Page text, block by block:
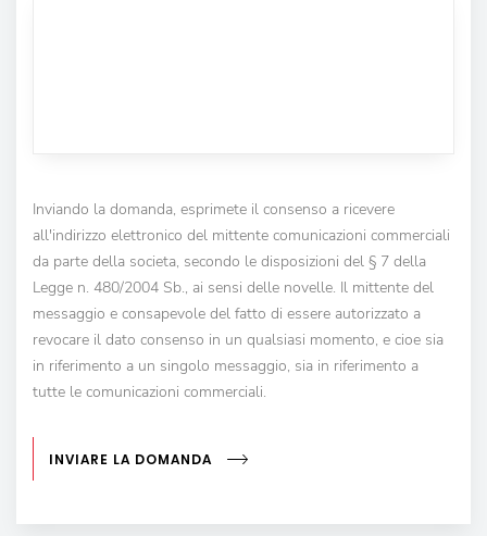
Inviando la domanda, esprimete il consenso a ricevere
all'indirizzo elettronico del mittente comunicazioni commerciali
da parte della societa, secondo le disposizioni del § 7 della
Legge n. 480/2004 Sb., ai sensi delle novelle. Il mittente del
messaggio e consapevole del fatto di essere autorizzato a
revocare il dato consenso in un qualsiasi momento, e cioe sia
in riferimento a un singolo messaggio, sia in riferimento a
tutte le comunicazioni commerciali.
INVIARE LA DOMANDA